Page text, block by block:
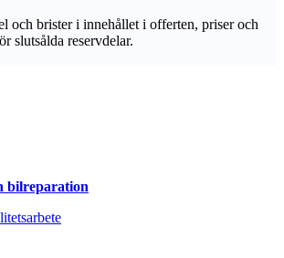
och brister i innehållet i offerten, priser och
slutsålda reservdelar.
bilreparation